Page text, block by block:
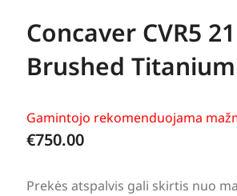
Concaver CVR5
Brushed Titanium
Gamintojo rekomenduojama
€750.00
Prekės atspalvis gali skirtis nuo